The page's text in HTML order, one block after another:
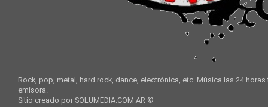
Rock, pop, metal, hard rock, dance, electrónica, etc. Música las 24
emisora.
Sitio creado por SOLUMEDIA.COM.AR ©